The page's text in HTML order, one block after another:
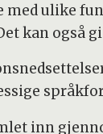
med ulike
kan også
inn